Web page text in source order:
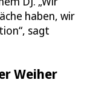
haben, wir
sagt
Weiher